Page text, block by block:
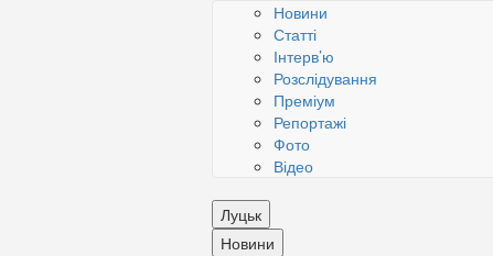
Новини
Статті
Інтерв’ю
Розслідування
Преміум
Репортажі
Фото
Відео
Луцьк
Новини